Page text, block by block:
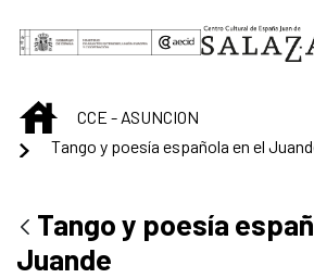
Saltar al contenido principal
INICIOCCE - ASUNCION
Tango y poesía española en el
Tango y poesía
Juande